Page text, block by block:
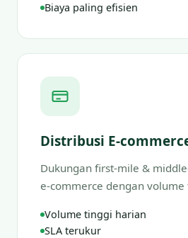
Biaya paling efisien
Distribusi E-
Dukungan first-mile &
e-commerce dengan volume
Volume tinggi harian
SLA terukur